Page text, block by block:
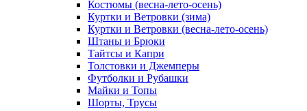
Костюмы (весна-лето-осень)
Куртки и Ветровки (зима)
Куртки и Ветровки (весна-лето-осень)
Штаны и Брюки
Тайтсы и Капри
Толстовки и Джемперы
Футболки и Рубашки
Майки и Топы
Шорты, Трусы